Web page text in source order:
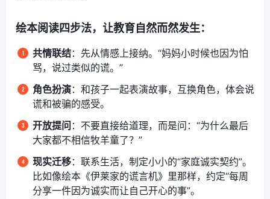
绘本阅读四步法，让教育自然而然发生：
共情联结：先从情感上接纳。“妈妈小时候也因为怕
骂，说过类似的谎。”
角色扮演：和孩子一起表演故事，互换角色，体会说
谎和被骗的感受。
开放提问 ：不要直接给道理，而是问：“为什么最后
大家都不相信牧羊童了？”
现实迁移：联系生活，制定小小的“家庭诚实契约”。
比如像绘本《伊莱家的谎言机》里那样，约定“每周
分享一件因为诚实而让自己开心的事”。